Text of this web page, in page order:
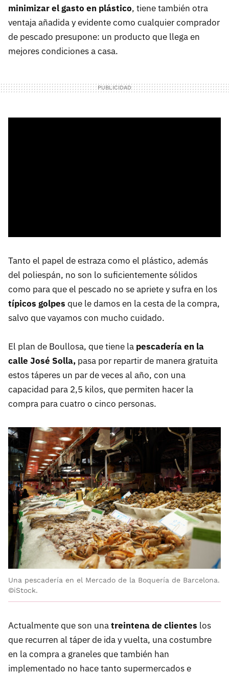
minimizar el gasto en plástico, tiene también otra
ventaja añadida y evidente como cualquier comprador
de pescado presupone: un producto que llega en
mejores condiciones a casa.
Tanto el papel de estraza como el plástico, además
del poliespán, no son lo suficientemente sólidos
como para que el pescado no se apriete y sufra en los
típicos golpes que le damos en la cesta de la compra,
salvo que vayamos con mucho cuidado.
El plan de Boullosa, que tiene la pescadería en la
calle José Solla, pasa por repartir de manera gratuita
estos táperes un par de veces al año, con una
capacidad para 2,5 kilos, que permiten hacer la
compra para cuatro o cinco personas.
Una pescadería en el Mercado de la Boquería de Barcelona.
©iStock.
Actualmente que son unatreintena de clientes los
que recurren al táper de ida y vuelta, una costumbre
en la compra a graneles que también han
implementado no hace tanto supermercados e